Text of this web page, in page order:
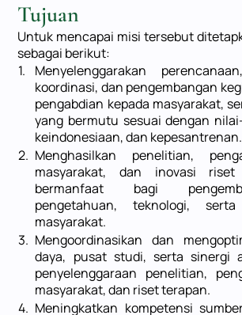
Struktur
Visi dan
Tujuan
Untuk mencapai misi tersebut
sebagai berikut:
1.
Menyelenggarakan
koordinasi, dan pengembangan
pengabdian kepada masyarakat,
yang bermutu sesuai dengan
keindonesiaan, dan kepesantrenan.
2. Menghasilkan penelitian,
masyarakat, dan inovasi
bermanfaat bagi
pengetahuan, teknologi, serta
masyarakat.
3. Mengoordinasikan dan
daya, pusat studi, serta sinergi
penyelenggaraan penelitian,
masyarakat, dan riset terapan.
4. Meningkatkan kompetensi